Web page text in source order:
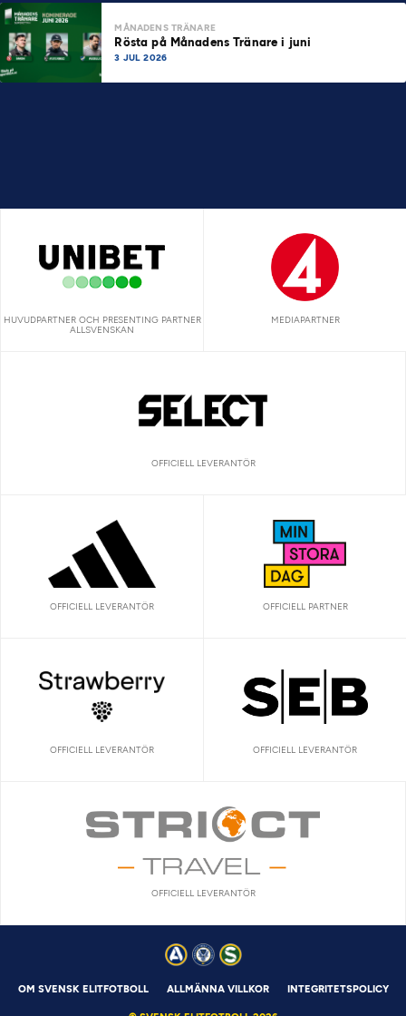
MÅNADENS TRÄNARE
Rösta på Månadens Tränare i juni
3 JUL 2026
HUVUDPARTNER OCH PRESENTING PARTNER
ALLSVENSKAN
MEDIAPARTNER
OFFICIELL LEVERANTÖR
OFFICIELL LEVERANTÖR OFFICIELL PARTNER
OFFICIELL LEVERANTÖR OFFICIELL LEVERANTÖR
OFFICIELL LEVERANTÖR
OM SVENSK ELITFOTBOLL ALLMÄNNA VILLKOR INTEGRITETSPOLICY